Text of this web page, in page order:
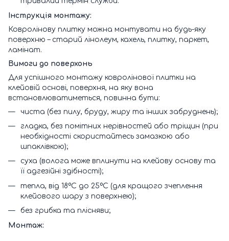
Інструкція монтажу:
Ковролінову плитку можна монтувати на будь-яку
поверхню – старий лінолеум, кахель, плитку, паркет,
ламінат.
Вимоги до поверхонь
Для успішного монтажу ковролінової плитки на
клейовій основі, поверхня, на яку вона
встановлюватиметься, повинна бути:
чиста (без пилу, бруду, жиру та інших забруднень);
гладка, без помітних нерівностей або тріщин (при
необхідності скористайтесь замазкою або
шпаклівкою);
суха (волога може вплинути на клейову основу та
її адгезійні здібності);
тепла, від 18ºС до 25ºС (для кращого зчеплення
клейового шару з поверхнею);
без грибка та плісняви;
Монтаж: